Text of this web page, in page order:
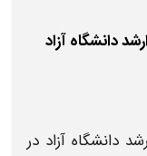
دانشگاه آزاد
دانشگاه آزاد در